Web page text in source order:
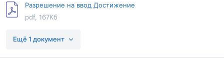
Разрешение на ввод Достижение
pdf, 167Кб
Разрешение на строительство Достижение
Ещё 1 документ